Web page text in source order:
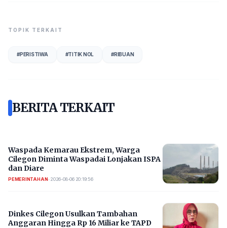
TOPIK TERKAIT
#PERISTIWA #TITIK NOL #RIBUAN
BERITA TERKAIT
Waspada Kemarau Ekstrem, Warga
Cilegon Diminta Waspadai Lonjakan ISPA
dan Diare
PEMERINTAHAN• 2026-08-06 20:19:56
Dinkes Cilegon Usulkan Tambahan
Anggaran Hingga Rp 16 Miliar ke TAPD